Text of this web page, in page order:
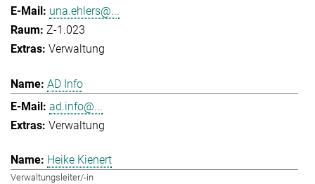
una.ehlers@...
Z-1.023
Verwaltung
AD Info
ad.info@...
Verwaltung
Heike Kienert
Verwaltungsleiter/-in